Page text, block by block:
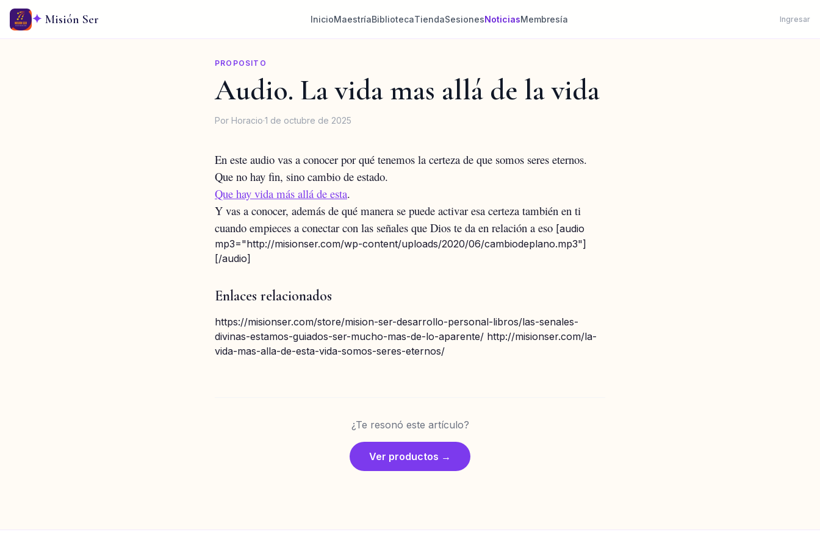
✦ Misión Ser InicioMaestríaBibliotecaTiendaSesionesNoticiasMembresía Ingresar
PROPOSITO
Audio. La vida mas allá de la vida
Por Horacio·1 de octubre de 2025
En este audio vas a conocer por qué tenemos la certeza de que somos seres eternos.
Que no hay fin, sino cambio de estado.
Que hay vida más allá de esta.
Y vas a conocer, además de qué manera se puede activar esa certeza también en ti
cuando empieces a conectar con las señales que Dios te da en relación a eso [audio
mp3="http://misionser.com/wp-content/uploads/2020/06/cambiodeplano.mp3"]
[/audio]
Enlaces relacionados
https://misionser.com/store/mision-ser-desarrollo-personal-libros/las-senales-
divinas-estamos-guiados-ser-mucho-mas-de-lo-aparente/ http://misionser.com/la-
vida-mas-alla-de-esta-vida-somos-seres-eternos/
¿Te resonó este artículo?
Ver productos →